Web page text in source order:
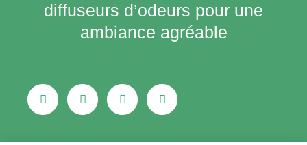
diffuseurs d’odeurs pour une
ambiance agréable